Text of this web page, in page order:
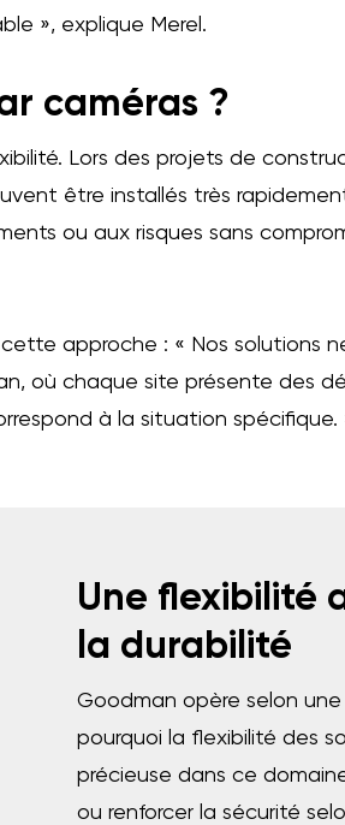
», explique Merel.
caméras ?
Lors des projets de
être installés très
ou aux risques sans
approche : « Nos solutions
où chaque site présente des
à la situation spécifique.
Une flexibilité
la durabilité
Goodman opère selon
pourquoi la flexibilité des
précieuse dans ce
ou renforcer la sécurité